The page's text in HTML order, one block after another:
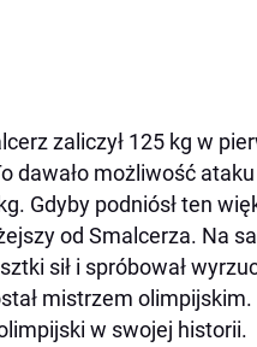
zaliczył 125 kg w
dawało możliwość
Gdyby podniósł ten
od Smalcerza. Na
sił i spróbował
mistrzem olimpijskim.
w swojej historii.